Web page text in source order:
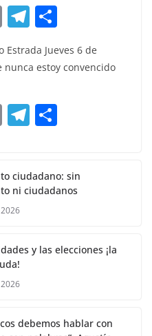
C
p
Li
n
T
el
e
a
m
ar
e
Estrada Jueves 6 de
nunca estoy convencido
C
y
Li
k
T
gr
a
e
ciudadano: sin
ni ciudadanos
y las elecciones ¡la
debemos hablar con